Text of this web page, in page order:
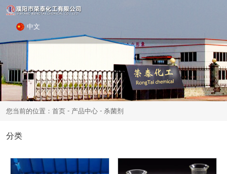
中文
您当前的位置：首页 - 产品中心 - 杀菌剂
聚丙烯酰胺
阻垢缓蚀剂 粘泥剥离剂 杀菌灭藻剂
分类